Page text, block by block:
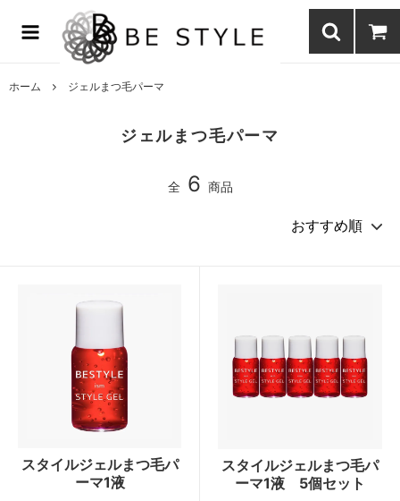
まつげエクステ商材の通販・まつげパーマ・ボディジュエリーなどまつ
げ商材・美容商材の通販｜BE STYLE beauty shop
ホーム ジェルまつ毛パーマ
ジェルまつ毛パーマ
全 6 商品
スタイルジェルまつ毛パ
ーマ1液
スタイルジェルまつ毛パ
ーマ1液 5個セット